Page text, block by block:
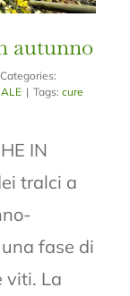
autunno
Categories:
| Tags:cure
IN
tralci a
fase di
viti. La